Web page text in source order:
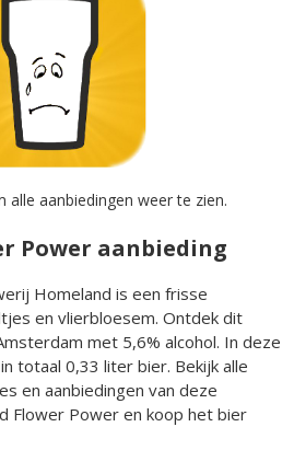
aanbiedingen weer te zien.
Power aanbieding
Homeland is een frisse
en vlierbloesem. Ontdek dit
met 5,6% alcohol. In deze
totaal 0,33 liter bier. Bekijk alle
en aanbiedingen van deze
Flower Power en koop het bier